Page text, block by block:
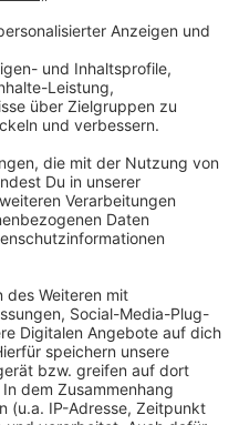
anscheinend nicht
Duisburger
und nicht mehr
und Vermüllung
des Jahre. Bis
die Polizei seitdem
Gelände.Hier
Artikel.